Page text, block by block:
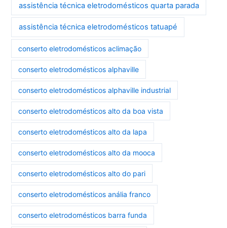
assistência técnica eletrodomésticos quarta parada
assistência técnica eletrodomésticos tatuapé
conserto eletrodomésticos aclimação
conserto eletrodomésticos alphaville
conserto eletrodomésticos alphaville industrial
conserto eletrodomésticos alto da boa vista
conserto eletrodomésticos alto da lapa
conserto eletrodomésticos alto da mooca
conserto eletrodomésticos alto do pari
conserto eletrodomésticos anália franco
conserto eletrodomésticos barra funda